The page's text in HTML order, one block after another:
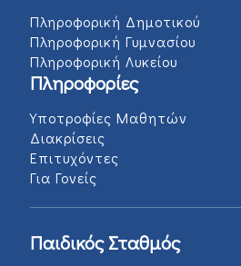
Πληροφορική Δημοτικού
Πληροφορική Γυμνασίου
Πληροφορική Λυκείου
Πληροφορίες
Υποτροφίες Μαθητών
Διακρίσεις
Επιτυχόντες
Για Γονείς
Παιδικός Σταθμός